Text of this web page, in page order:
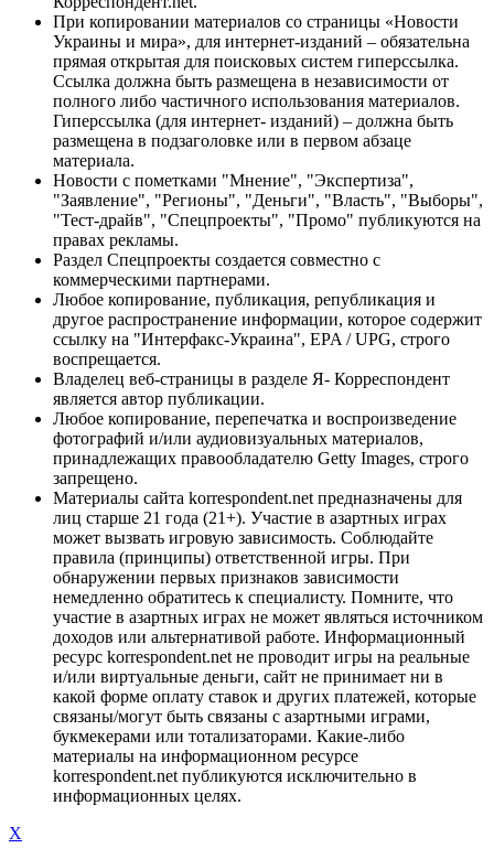
При копировании материалов со страницы «Новости
Украины и мира», для интернет-изданий – обязательна
прямая открытая для поисковых систем гиперссылка.
Ссылка должна быть размещена в независимости от
полного либо частичного использования материалов.
Гиперссылка (для интернет- изданий) – должна быть
размещена в подзаголовке или в первом абзаце
материала.
Новости с пометками "Мнение", "Экспертиза",
"Заявление", "Регионы", "Деньги", "Власть", "Выборы",
"Тест-драйв", "Спецпроекты", "Промо" публикуются на
правах рекламы.
Раздел Спецпроекты создается совместно с
коммерческими партнерами.
Любое копирование, публикация, републикация и
другое распространение информации, которое содержит
ссылку на "Интерфакс-Украина", EPA / UPG, строго
воспрещается.
Владелец веб-страницы в разделе Я- Корреспондент
является автор публикации.
Любое копирование, перепечатка и воспроизведение
фотографий и/или аудиовизуальных материалов,
принадлежащих правообладателю Getty Images, строго
запрещено.
Материалы сайта korrespondent.net предназначены для
лиц старше 21 года (21+). Участие в азартных играх
может вызвать игровую зависимость. Соблюдайте
правила (принципы) ответственной игры. При
обнаружении первых признаков зависимости
немедленно обратитесь к специалисту. Помните, что
участие в азартных играх не может являться источником
доходов или альтернативой работе. Информационный
ресурс korrespondent.net не проводит игры на реальные
и/или виртуальные деньги, сайт не принимает ни в
какой форме оплату ставок и других платежей, которые
связаны/могут быть связаны с азартными играми,
букмекерами или тотализаторами. Какие-либо
материалы на информационном ресурсе
korrespondent.net публикуются исключительно в
информационных целях.
X